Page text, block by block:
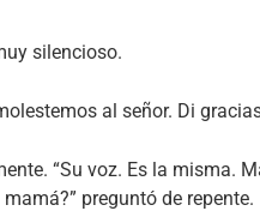
silencioso.
al señor. Di
“Su voz. Es la misma.
preguntó de repente.